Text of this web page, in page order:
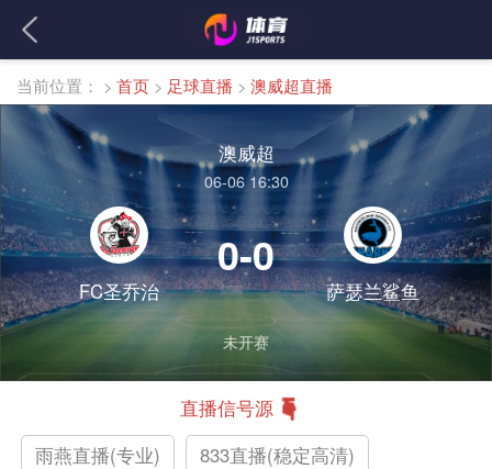
当前位置： > 首页 > 足球直播 > 澳威超直播
澳威超
06-06 16:30
FC圣乔治
0-0
萨瑟兰鲨鱼
未开赛
直播信号源
雨燕直播(专业)
833直播(稳定高清)